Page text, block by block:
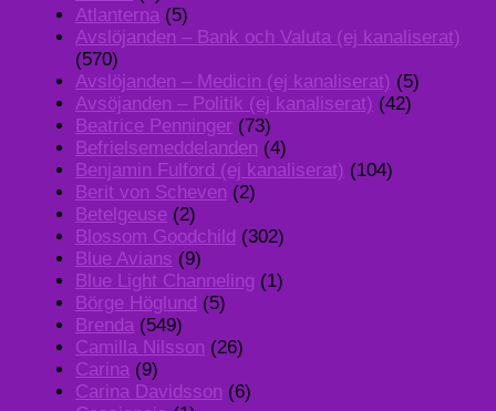
Atlanterna (5)
Avslöjanden – Bank och Valuta (ej kanaliserat)
(570)
Avslöjanden – Medicin (ej kanaliserat) (5)
Avsöjanden – Politik (ej kanaliserat) (42)
Beatrice Penninger (73)
Befrielsemeddelanden (4)
Benjamin Fulford (ej kanaliserat) (104)
Berit von Scheven (2)
Betelgeuse (2)
Blossom Goodchild (302)
Blue Avians (9)
Blue Light Channeling (1)
Börge Höglund (5)
Brenda (549)
Camilla Nilsson (26)
Carina (9)
Carina Davidsson (6)